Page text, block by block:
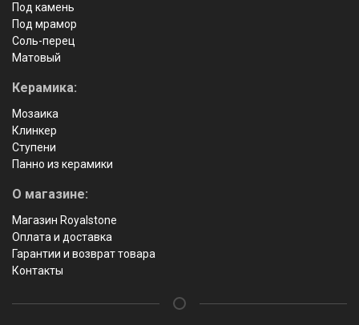
Под камень
Под мрамор
Соль-перец
Матовый
Керамика:
Мозаика
Клинкер
Ступени
Панно из керамики
О магазине:
Магазин Royalstone
Оплата и доставка
Гарантии и возврат товара
Контакты